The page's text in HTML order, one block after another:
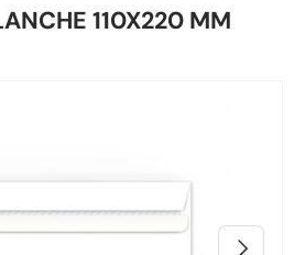
110X220 MM
Suivant